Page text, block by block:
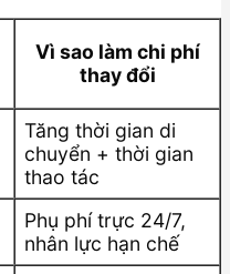
Vì sao làm chi phí
thay đổi
Tăng thời gian di
chuyển + thời gian
thao tác
Phụ phí trực 24/7,
nhân lực hạn chế